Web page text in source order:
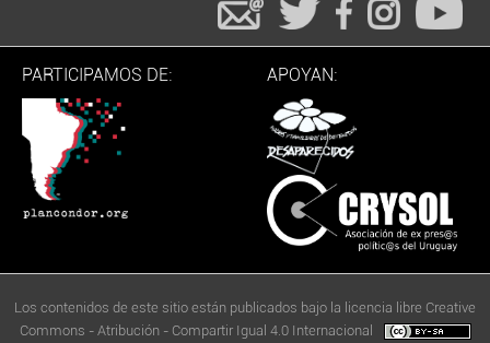
PARTICIPAMOS DE: APOYAN:
Los contenidos de este sitio están publicados bajo la licencia libre Creative
Commons - Atribución - Compartir Igual 4.0 Internacional